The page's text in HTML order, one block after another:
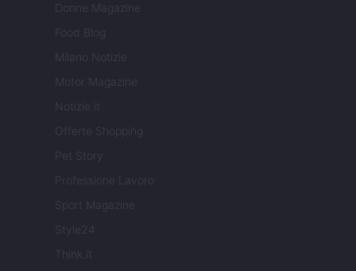
Donne Magazine
Food Blog
Milano Notizie
Motor Magazine
Notizie.it
Offerte Shopping
Pet Story
Professione Lavoro
Sport Magazine
Style24
Think.it